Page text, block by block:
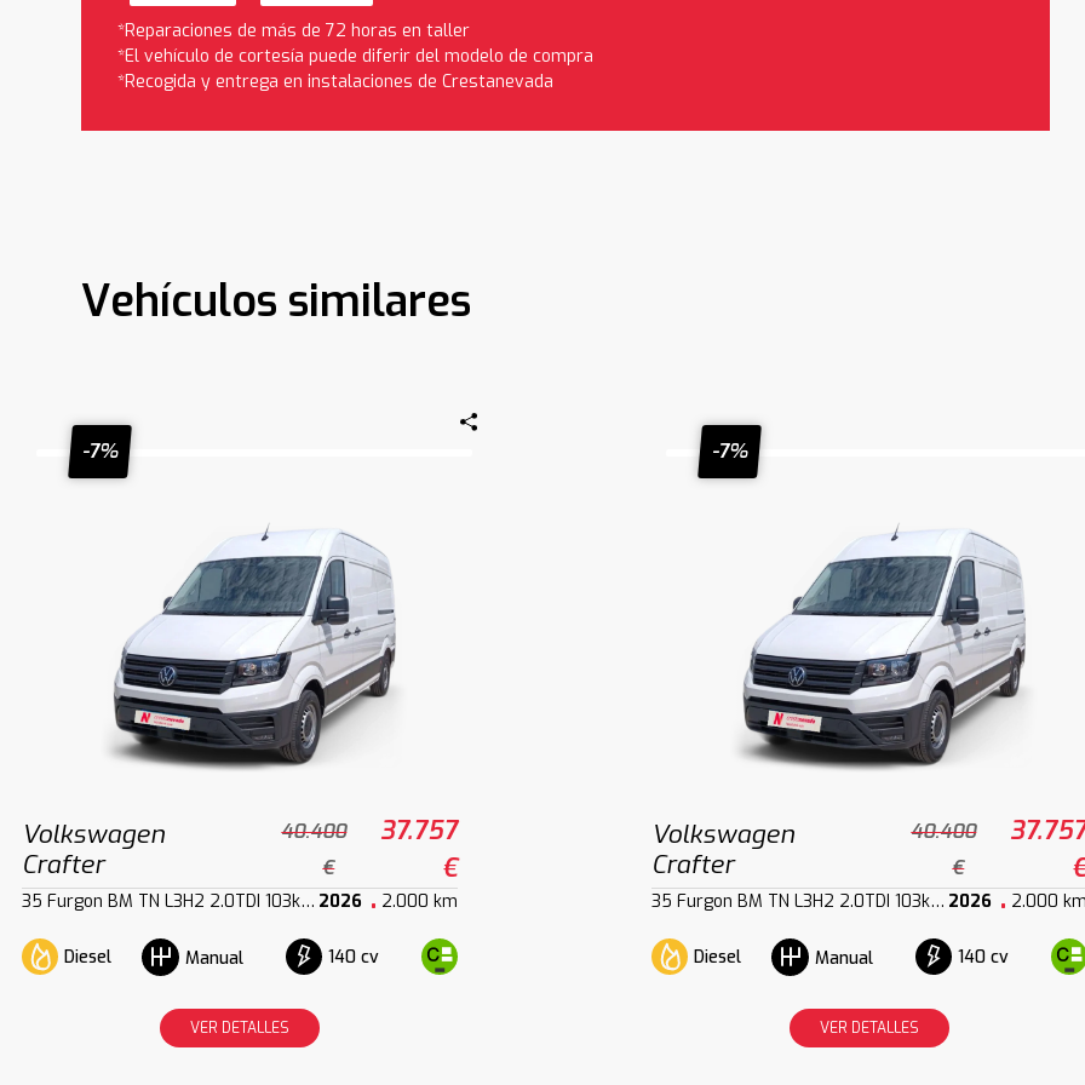
*Reparaciones de más de 72 horas en taller
*El vehículo de cortesía puede diferir del modelo de compra
*Recogida y entrega en instalaciones de Crestanevada
Vehículos similares
-7%
Volkswagen
Crafter
40.400
€
37.757
€
35 Furgon BM TN L3H2 2.0TDI 103kW140CV 2026 2.000 km
Diesel Manual 140 cv
VER DETALLES
-7%
Volkswagen
Crafter
40.400
€
35 Furgon BM TN L3H2 2.0TDI 103kW140CV 2026 2.000
Diesel Manual 140 cv
VER DETALLES